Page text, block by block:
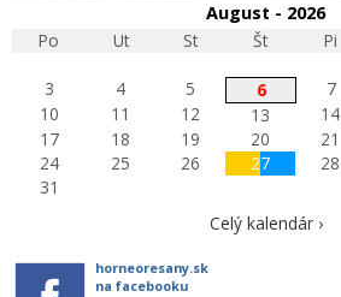
August - 2026
Po
Ut St Št Pi
3
4 5 6 7
10
11 12 13 14
17
18 19 20 21
24
25 26 27 28
31
Celý kalendár ›
horneoresany.sk
na facebooku